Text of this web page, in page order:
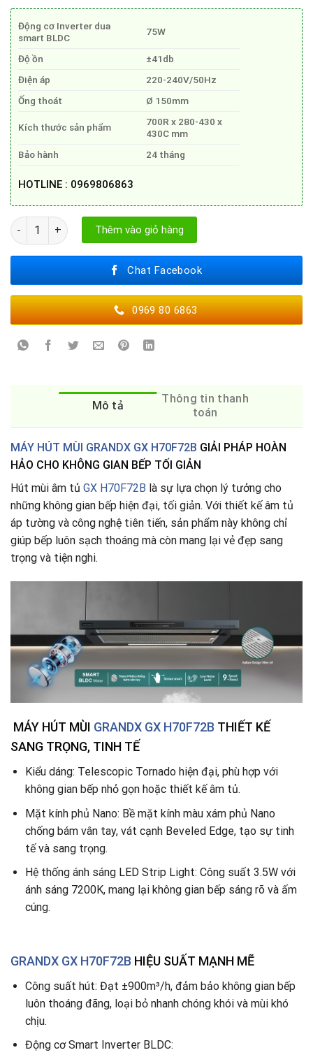
là:
tại
4.400.000₫.
Động cơ Inverter dua
smart BLDC
75W
Độ ồn
±41db
Điện áp
220-240V/50Hz
Ống thoát
Ø 150mm
Kích thước sản phẩm
700R x 280-430 x
430C mm
Bảo hành
24 tháng
HOTLINE : 0969806863
MÁY HÚT MÙI GRANDX GX H70F72B số lượng
Thêm vào giỏ hàng
Chat Facebook
0969 80 6863
Mô tả
Thông tin thanh
toán
MÁY HÚT MÙI GRANDX GX H70F72B GIẢI PHÁP HOÀN
HẢO CHO KHÔNG GIAN BẾP TỐI GIẢN
Hút mùi âm tủ GX H70F72B là sự lựa chọn lý tưởng cho
những không gian bếp hiện đại, tối giản. Với thiết kế âm tủ
áp tường và công nghệ tiên tiến, sản phẩm này không chỉ
giúp bếp luôn sạch thoáng mà còn mang lại vẻ đẹp sang
trọng và tiện nghi.
MÁY HÚT MÙI GRANDX GX H70F72B THIẾT KẾ
SANG TRỌNG, TINH TẾ
Kiểu dáng: Telescopic Tornado hiện đại, phù hợp với
không gian bếp nhỏ gọn hoặc thiết kế âm tủ.
Mặt kính phủ Nano: Bề mặt kính màu xám phủ Nano
chống bám vân tay, vát cạnh Beveled Edge, tạo sự tinh
tế và sang trọng.
Hệ thống ánh sáng LED Strip Light: Công suất 3.5W với
ánh sáng 7200K, mang lại không gian bếp sáng rõ và ấm
cúng.
GRANDX GX H70F72B HIỆU SUẤT MẠNH MẼ
Công suất hút: Đạt ±900m³/h, đảm bảo không gian bếp
luôn thoáng đãng, loại bỏ nhanh chóng khói và mùi khó
chịu.
Động cơ Smart Inverter BLDC: